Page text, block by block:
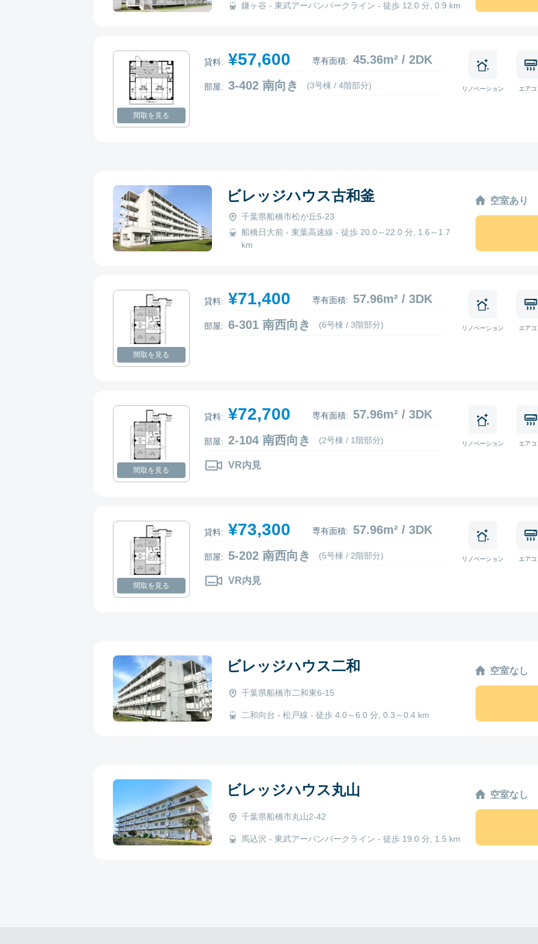
鎌ヶ谷 - 東武アーバンパークライン - 徒歩 12.0 分, 0.9 km
間取を見る
貸料: ¥57,600 専有面積: 45.36m² / 2DK
部屋: 3-402 南向き (3号棟 / 4階部分) リノベーション エアコ
ビレッジハウス古和釜
千葉県船橋市松が丘5-23
船橋日大前 - 東葉高速線 - 徒歩 20.0～22.0 分, 1.6～1.7
km
空室あり
間取を見る
貸料: ¥71,400 専有面積: 57.96m² / 3DK
部屋: 6-301 南西向き (6号棟 / 3階部分) リノベーション エアコ
間取を見る
貸料: ¥72,700 専有面積: 57.96m² / 3DK
部屋: 2-104 南西向き (2号棟 / 1階部分)
VR内見
リノベーション エアコ
間取を見る
貸料: ¥73,300 専有面積: 57.96m² / 3DK
部屋: 5-202 南西向き (5号棟 / 2階部分)
VR内見
リノベーション エアコ
ビレッジハウス二和
千葉県船橋市二和東6-15
二和向台 - 松戸線 - 徒歩 4.0～6.0 分, 0.3～0.4 km
空室なし
ビレッジハウス丸山
千葉県船橋市丸山2-42
馬込沢 - 東武アーバンパークライン - 徒歩 19.0 分, 1.5 km
空室なし